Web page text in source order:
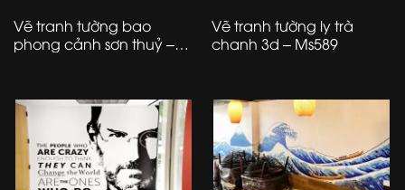
Vẽ tranh tường bao
phong cảnh sơn thuỷ –
Vẽ tranh tường ly trà
chanh 3d – Ms589